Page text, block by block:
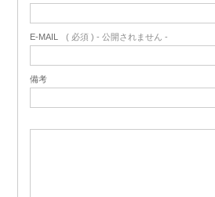
E-MAIL ( 必須 ) - 公開されません -
備考